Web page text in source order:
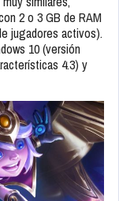
2 o 3 GB de RAM
jugadores activos).
10 (versión
4.3) y